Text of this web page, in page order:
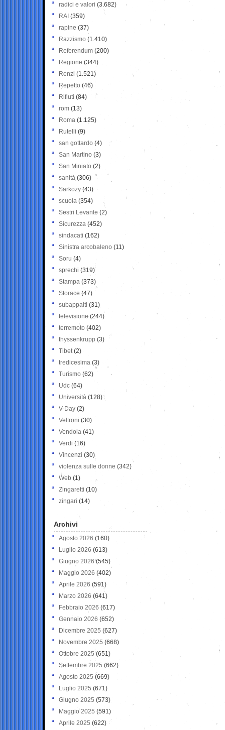
radici e valori (3.682)
RAI (359)
rapine (37)
Razzismo (1.410)
Referendum (200)
Regione (344)
Renzi (1.521)
Repetto (46)
Rifiuti (84)
rom (13)
Roma (1.125)
Rutelli (9)
san gottardo (4)
San Martino (3)
San Miniato (2)
sanità (306)
Sarkozy (43)
scuola (354)
Sestri Levante (2)
Sicurezza (452)
sindacati (162)
Sinistra arcobaleno (11)
Soru (4)
sprechi (319)
Stampa (373)
Storace (47)
subappalti (31)
televisione(244)
terremoto (402)
thyssenkrupp (3)
Tibet(2)
tredicesima (3)
Turismo (62)
Udc (64)
Università (128)
V-Day (2)
Veltroni (30)
Vendola (41)
Verdi (16)
Vincenzi (30)
violenza sulle donne (342)
Web (1)
Zingaretti (10)
zingari (14)
Archivi
Agosto 2026 (160)
Luglio 2026 (613)
Giugno 2026 (545)
Maggio 2026 (402)
Aprile 2026 (591)
Marzo 2026 (641)
Febbraio 2026 (617)
Gennaio 2026 (652)
Dicembre 2025 (627)
Novembre 2025 (668)
Ottobre 2025 (651)
Settembre 2025 (662)
Agosto 2025 (669)
Luglio 2025 (671)
Giugno 2025 (573)
Maggio 2025 (591)
Aprile 2025 (622)